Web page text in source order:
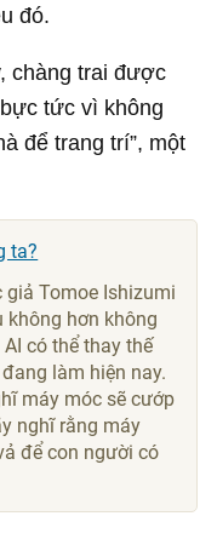
đó.
chàng trai được
tức vì không
để trang trí”, một
ta?
giả Tomoe Ishizumi
không hơn không
có thể thay thế
làm hiện nay.
máy móc sẽ cướp
nghĩ rằng máy
để con người có